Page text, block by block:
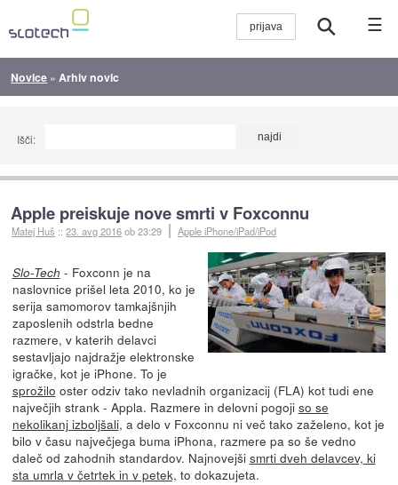
☰
Novice » Arhiv novic
Išči:
Apple preiskuje nove smrti v Foxconnu
Matej Huš ::23. avg 2016ob 23:29 Apple iPhone/iPad/iPod
Slo-Tech - Foxconn je na
naslovnice prišel leta 2010, ko je
serija samomorov tamkajšnjih
zaposlenih odstrla bedne
razmere, v katerih delavci
sestavljajo najdražje elektronske
igračke, kot je iPhone. To je
sprožilo oster odziv tako nevladnih organizacij (FLA) kot tudi ene
največjih strank - Appla. Razmere in delovni pogoji so se
nekolikanj izboljšali, a delo v Foxconnu ni več tako zaželeno, kot je
bilo v času največjega buma iPhona, razmere pa so še vedno
daleč od zahodnih standardov. Najnovejši smrti dveh delavcev, ki
sta umrla v četrtek in v petek, to dokazujeta.